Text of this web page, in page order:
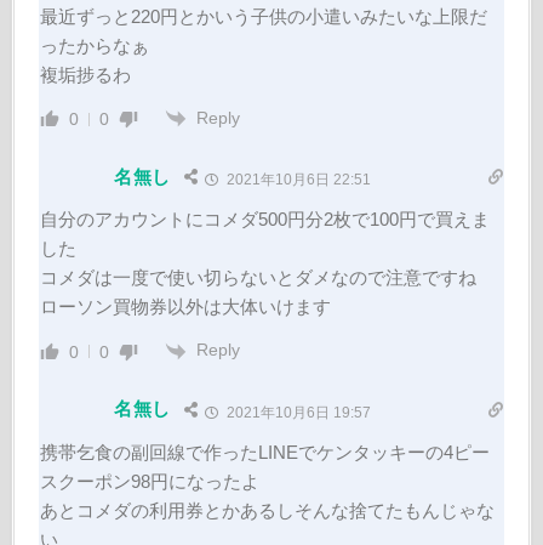
最近ずっと220円とかいう子供の小遣いみたいな上限だ
ったからなぁ
複垢捗るわ
0 0 Reply
名無し 2021年10月6日 22:51
自分のアカウントにコメダ500円分2枚で100円で買えま
した
コメダは一度で使い切らないとダメなので注意ですね
ローソン買物券以外は大体いけます
0 0 Reply
名無し 2021年10月6日 19:57
携帯乞食の副回線で作ったLINEでケンタッキーの4ピー
スクーポン98円になったよ
あとコメダの利用券とかあるしそんな捨てたもんじゃな
い